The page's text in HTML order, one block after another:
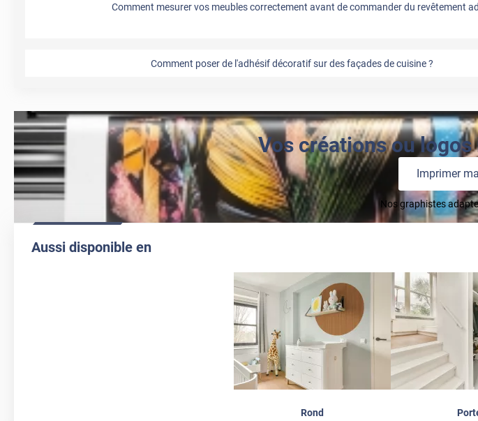
Comment mesurer vos meubles correctement avant de commander du revêtement
Comment poser de l'adhésif décoratif sur des façades de cuisine ?
Vos créations ou
Imprimer
Nos graphistes
Aussi disponible en
Rond